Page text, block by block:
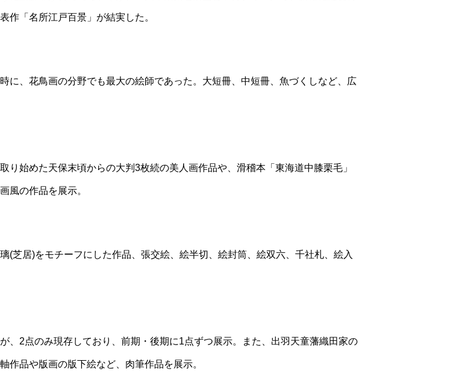
作「名所江戸百景」が結実した。
に、花鳥画の分野でも最大の絵師であった。大短冊、中短冊、魚づくしなど、広
始めた天保末頃からの大判3枚続の美人画作品や、滑稽本「東海道中膝栗毛」
風の作品を展示。
(芝居)をモチーフにした作品、張交絵、絵半切、絵封筒、絵双六、千社札、絵入
、2点のみ現存しており、前期・後期に1点ずつ展示。また、出羽天童藩織田家の
作品や版画の版下絵など、肉筆作品を展示。